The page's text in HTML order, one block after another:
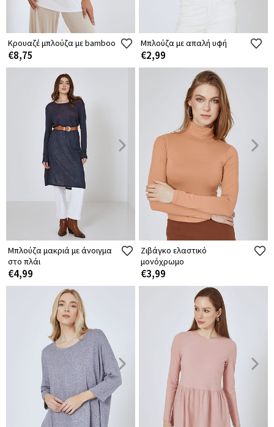
Κρουαζέ μπλούζα με bamboo
€8,75
Μπλούζα με απαλή υφή
€2,99
Μπλούζα μακριά με άνοιγμα
στο πλάι
€4,99
Ζιβάγκο ελαστικό
μονόχρωμο
€3,99